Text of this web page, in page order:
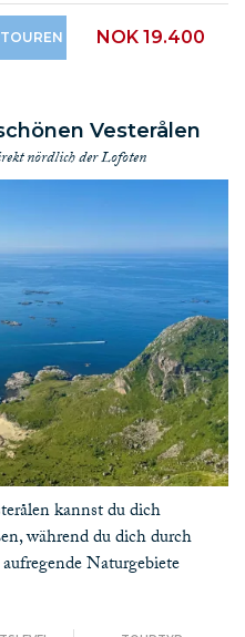
NOK 19.400
Vesterålen
nördlich der Lofoten
kannst du dich
während du dich durch
Naturgebiete